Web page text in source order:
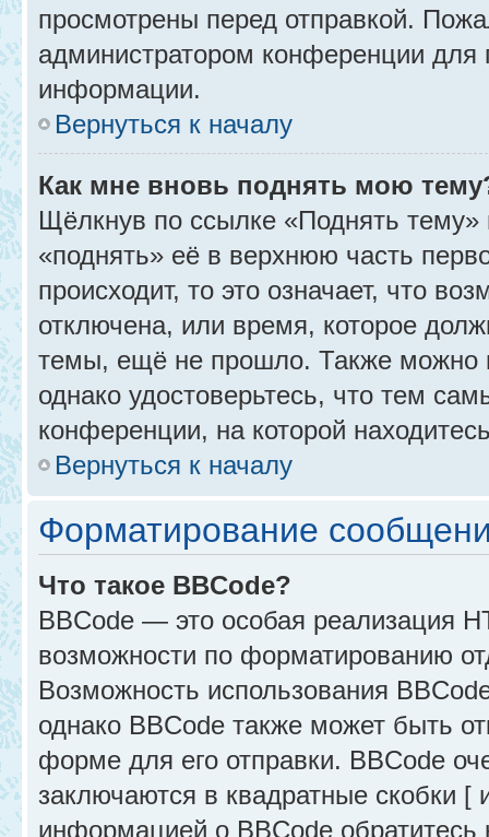
просмотрены перед отправкой.
администратором конференции для
информации.
Вернуться к началу
Как мне вновь поднять мою
Щёлкнув по ссылке «Поднять
«поднять» её в верхнюю часть
происходит, то это означает, что
отключена, или время, которое
темы, ещё не прошло. Также можно
однако удостоверьтесь, что тем
конференции, на которой
Вернуться к началу
Форматирование
Что такое BBCode?
BBCode — это особая реализация
возможности по форматированию
Возможность использования
однако BBCode также может быть
форме для его отправки. BBCode
заключаются в квадратные скобки
информацией о BBCode обратитесь